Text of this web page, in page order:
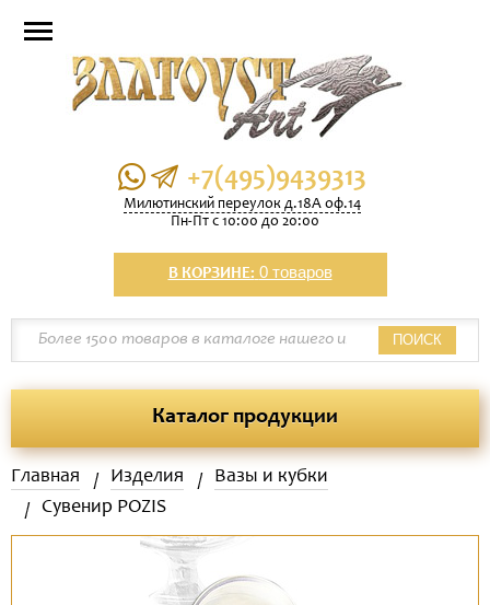
+7(495)9439313
Милютинский переулок д.18А оф.14
Пн-Пт с 10:00 до 20:00
В КОРЗИНЕ: 0 товаров
ПОИСК
Каталог продукции
Главная Изделия
Вазы и кубки
Сувенир POZIS